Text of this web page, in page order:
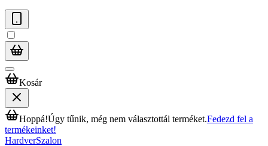
Kosár
Hoppá!Úgy tűnik, még nem választottál terméket.Fedezd fel a
termékeinket!
HardverSzalon